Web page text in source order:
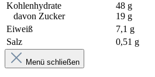
Kohlenhydrate
davon Zucker
48 g
19 g
Eiweiß
7,1 g
Salz
0,51 g
Menü schließen